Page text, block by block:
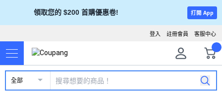
領取您的 $200 首購優惠卷! 打開 App
客服中心
註冊會員
登入
全部